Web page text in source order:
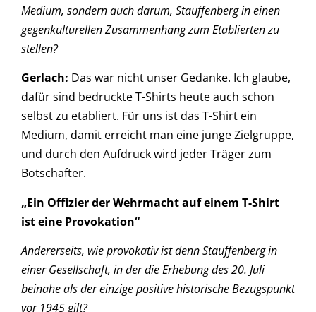
Medium, sondern auch darum, Stauffenberg in einen
gegenkulturellen Zusammenhang zum Etablierten zu
stellen?
Gerlach: Das war nicht unser Gedanke. Ich glaube,
dafür sind bedruckte T-Shirts heute auch schon
selbst zu etabliert. Für uns ist das T-Shirt ein
Medium, damit erreicht man eine junge Zielgruppe,
und durch den Aufdruck wird jeder Träger zum
Botschafter.
„Ein Offizier der Wehrmacht auf einem T-Shirt
ist eine Provokation“
Andererseits, wie provokativ ist denn Stauffenberg in
einer Gesellschaft, in der die Erhebung des 20. Juli
beinahe als der einzige positive historische Bezugspunkt
vor 1945 gilt?